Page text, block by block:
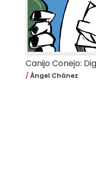
Canijo Conejo:
Ángel Chánez